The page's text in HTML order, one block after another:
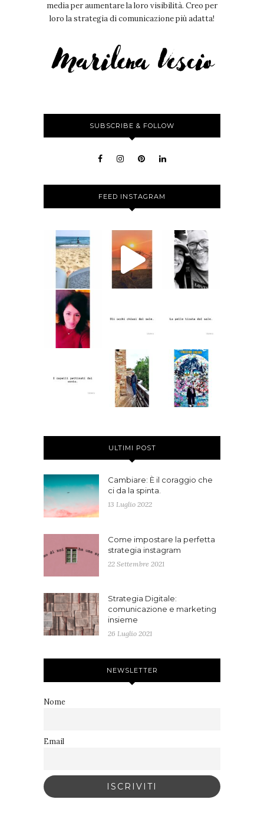
media per aumentare la loro visibilità. Creo per
loro la strategia di comunicazione più adatta!
SUBSCRIBE & FOLLOW
FEED INSTAGRAM
ULTIMI POST
Cambiare: È il coraggio che
ci da la spinta.
13 Luglio 2022
Come impostare la perfetta
strategia instagram
22 Settembre 2021
Strategia Digitale:
comunicazione e marketing
insieme
26 Luglio 2021
NEWSLETTER
Nome
Email